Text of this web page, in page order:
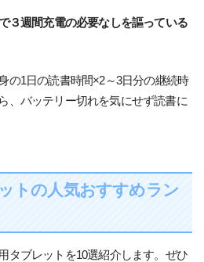
３週間充電の必要なしを謳っている
の1日の読書時間×2～3日分の継続時
、バッテリー切れを気にせず読書に
トの人気おすすめラン
タブレットを10選紹介します。ぜひ